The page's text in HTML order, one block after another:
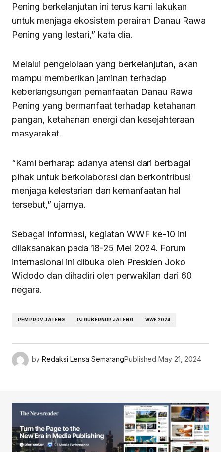
Pening berkelanjutan ini terus kami lakukan
untuk menjaga ekosistem perairan Danau Rawa
Pening yang lestari,” kata dia.
Melalui pengelolaan yang berkelanjutan, akan
mampu memberikan jaminan terhadap
keberlangsungan pemanfaatan Danau Rawa
Pening yang bermanfaat terhadap ketahanan
pangan, ketahanan energi dan kesejahteraan
masyarakat.
“Kami berharap adanya atensi dari berbagai
pihak untuk berkolaborasi dan berkontribusi
menjaga kelestarian dan kemanfaatan hal
tersebut,” ujarnya.
Sebagai informasi, kegiatan WWF ke-10 ini
dilaksanakan pada 18-25 Mei 2024. Forum
internasional ini dibuka oleh Presiden Joko
Widodo dan dihadiri oleh perwakilan dari 60
negara.
PEMPROV JATENG PJ GUBERNUR JATENG WWF 2024
by Redaksi Lensa SemarangPublished May 21, 2024